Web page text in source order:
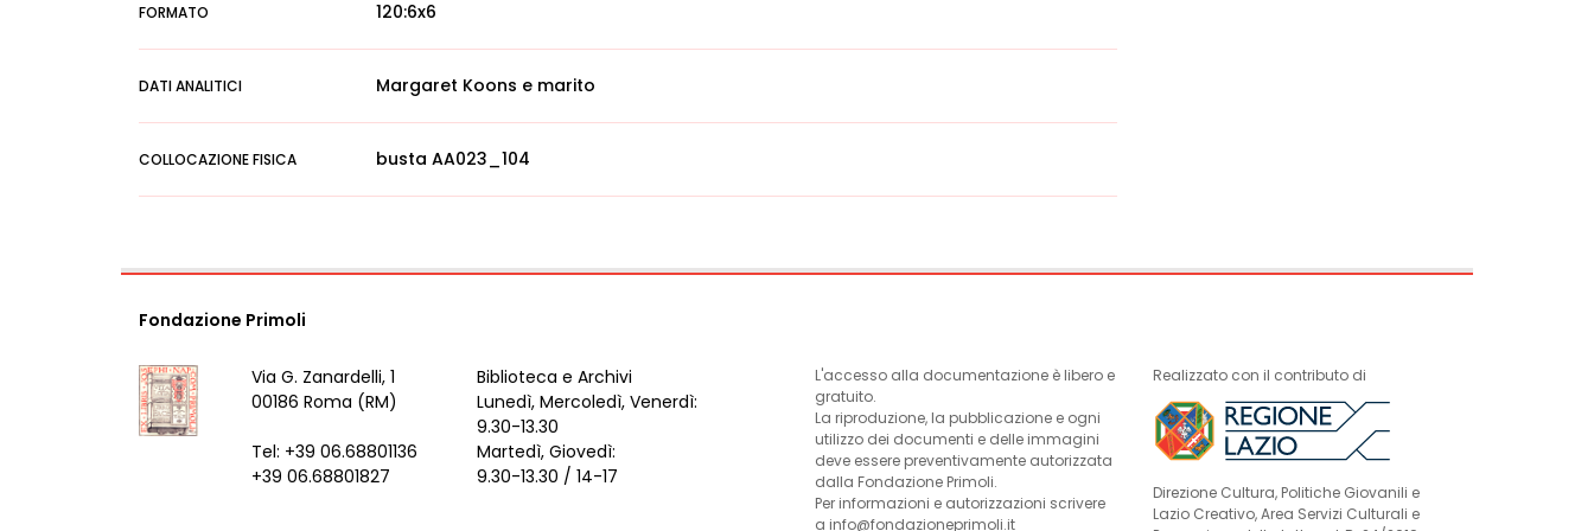
FORMATO 120:6x6
DATI ANALITICI Margaret Koons e marito
COLLOCAZIONE FISICA busta AA023_104
Fondazione Primoli
Via G. Zanardelli, 1
00186 Roma (RM)
Tel: +39 06.68801136
+39 06.68801827
Biblioteca e Archivi
Lunedì, Mercoledì, Venerdì:
9.30-13.30
Martedì, Giovedì:
9.30-13.30 / 14-17
L'accesso alla documentazione è libero e
gratuito.
La riproduzione, la pubblicazione e ogni
utilizzo dei documenti e delle immagini
deve essere preventivamente autorizzata
dalla Fondazione Primoli.
Per informazioni e autorizzazioni scrivere
a info@fondazioneprimoli.it
Realizzato con il contributo di
Direzione Cultura, Politiche Giovanili e
Lazio Creativo, Area Servizi Culturali e